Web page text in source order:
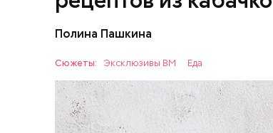
Полина Пашкина
Сюжеты: Эксклюзивы ВМ Еда
Ингредиенты:
ЕДА ОВОЩИ РЕЦЕПТЫ